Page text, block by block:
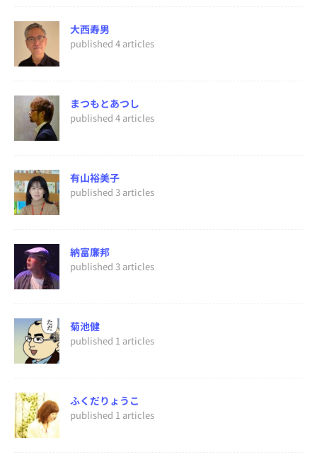
大西寿男
published 4 articles
まつもとあつし
published 4 articles
有山裕美子
published 3 articles
納富廉邦
published 3 articles
菊池健
published 1 articles
ふくだりょうこ
published 1 articles